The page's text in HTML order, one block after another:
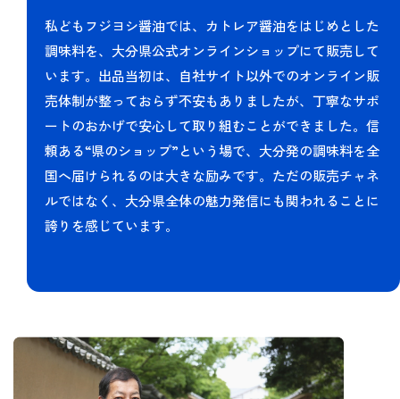
私どもフジヨシ醤油では、カトレア醤油をはじめとした
調味料を、大分県公式オンラインショップにて販売して
います。出品当初は、自社サイト以外でのオンライン販
売体制が整っておらず不安もありましたが、丁寧なサポ
ートのおかげで安心して取り組むことができました。信
頼ある“県のショップ”という場で、大分発の調味料を全
国へ届けられるのは大きな励みです。ただの販売チャネ
ルではなく、大分県全体の魅力発信にも関われることに
誇りを感じています。